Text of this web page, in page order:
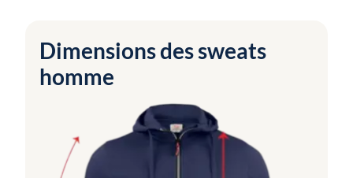
Dimensions des sweats
homme